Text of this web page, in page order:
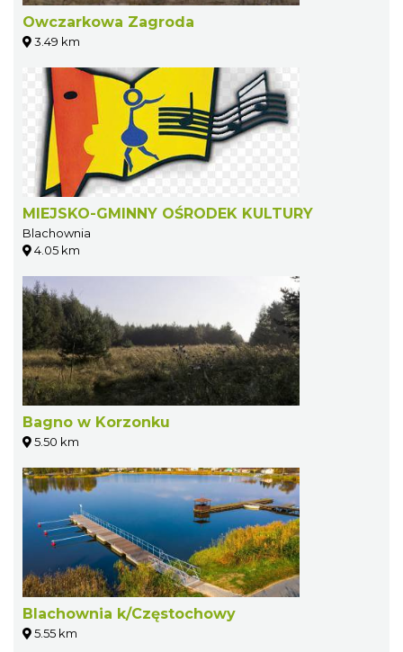
Owczarkowa Zagroda
3.49 km
MIEJSKO-GMINNY OŚRODEK KULTURY
Blachownia
4.05 km
Bagno w Korzonku
5.50 km
Blachownia k/Częstochowy
5.55 km